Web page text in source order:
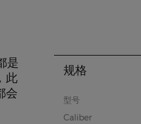
是
此
会
规格
型号
Caliber